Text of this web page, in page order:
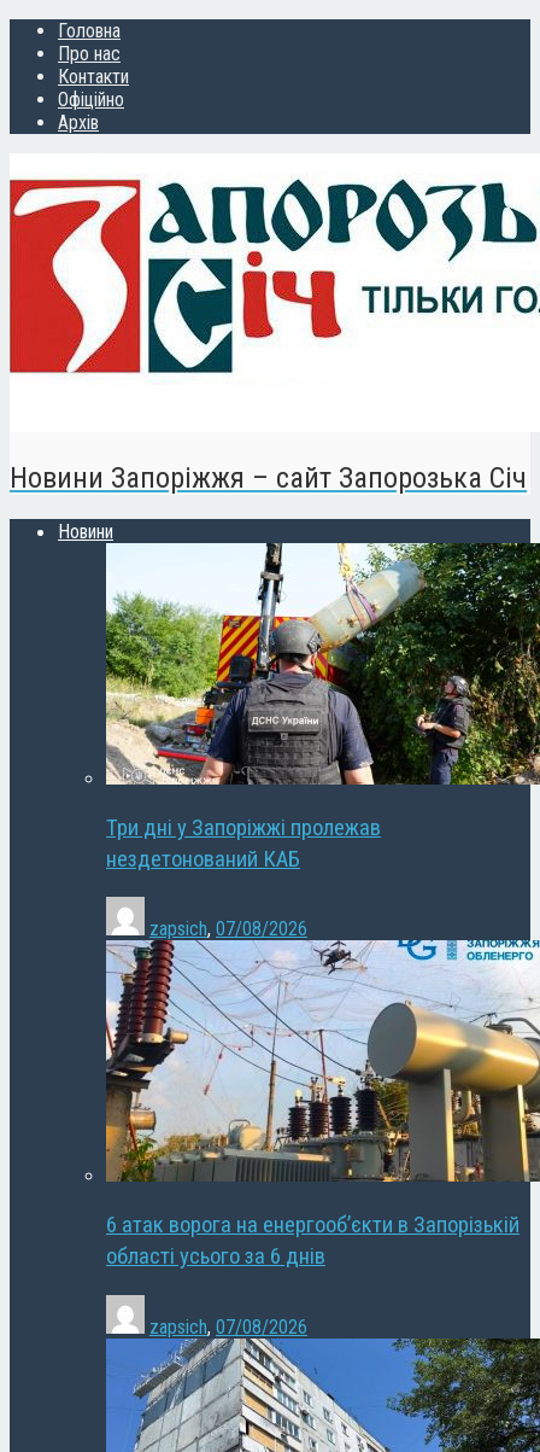
Головна
Про нас
Контакти
Офіційно
Архів
Новини Запоріжжя – сайт Запорозька Січ
Новини
Три дні у Запоріжжі пролежав
нездетонований КАБ
zapsich, 07/08/2026
6 атак ворога на енергооб’єкти в Запорізькій
області усього за 6 днів
zapsich, 07/08/2026